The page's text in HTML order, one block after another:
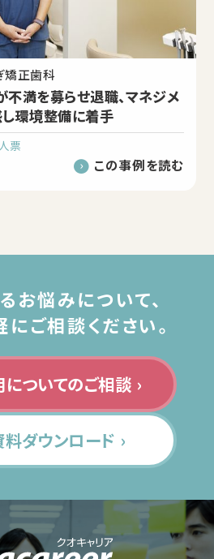
矯正歯科
満を募らせ退職、マネジメ
環境整備に着手
票
この事例を読む
お悩みについて、
ご相談ください。
についてのご相談 ›
料ダウンロード ›